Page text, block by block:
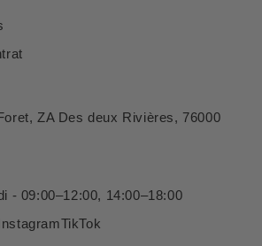
ZA Des deux Rivières, 76000
- 09:00–12:00, 14:00–18:00
TikTok